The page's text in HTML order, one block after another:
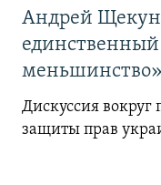
Андрей
меньшинство»
Дискуссия вокруг
защиты прав